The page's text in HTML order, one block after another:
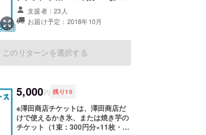
3300円分）です。 ※Tシャツの色・
サイズをお選び下さい。リターンの
コースの選択画面の「備考欄」に
ください。
支援者：23人
お届け予定：2018年10月
このリターンを選択する
5,000円 残り10
※澤田商店チケットは、澤田商店だ
けで使えるかき氷、または焼き芋の
チケット（1束：300円分×11枚・